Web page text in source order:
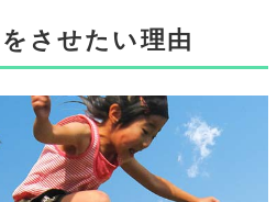
させたい理由